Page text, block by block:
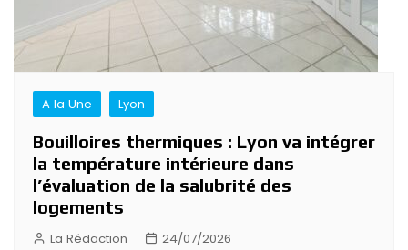
A la Une Lyon
Bouilloires thermiques : Lyon va intégrer
la température intérieure dans
l’évaluation de la salubrité des
logements
La Rédaction 24/07/2026